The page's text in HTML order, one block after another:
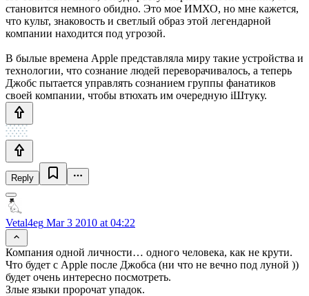
становится немного обидно. Это мое ИМХО, но мне кажется,
что культ, знаковость и светлый образ этой легендарной
компании находится под угрозой.
В былые времена Apple представляла миру такие устройства и
технологии, что сознание людей переворачивалось, а теперь
Джобс пытается управлять сознанием группы фанатиков
своей компании, чтобы втюхать им очередную iШтуку.
Reply
Vetal4eg Mar 3 2010 at 04:22
Компания одной личности… одного человека, как не крути.
Что будет с Apple после Джобса (ни что не вечно под луной ))
будет очень интересно посмотреть.
Злые языки пророчат упадок.